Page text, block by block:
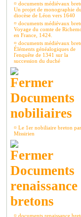
¤ documents médiévaux
Un projet de monographie du
diocèse de Léon vers 1640
¤ documents médiévaux
Voyage du comte de
en France, 1424.
¤ documents médiévaux
Éléments généalogiques de
l'enquête de 1341 sur la
succession du duché
Documents
nobiliaires
¤ Le 1er nobiliaire breton par
Missirien
Documents
renaissance
bretons
¤ documents renaissance